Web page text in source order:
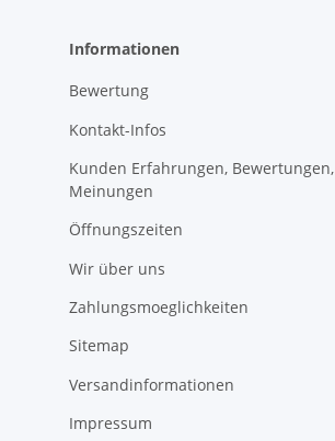
Informationen
Bewertung
Kontakt-Infos
Kunden Erfahrungen, Bewertungen,
Meinungen
Öffnungszeiten
Wir über uns
Zahlungsmoeglichkeiten
Sitemap
Versandinformationen
Impressum